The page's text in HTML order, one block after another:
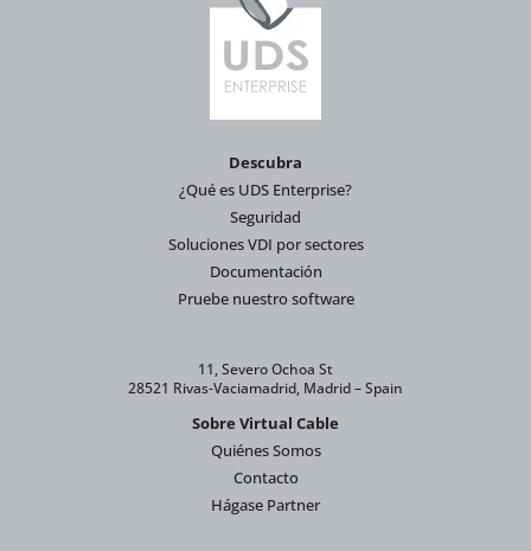
Descubra
¿Qué es UDS Enterprise?
Seguridad
Soluciones VDI por sectores
Documentación
Pruebe nuestro software
11, Severo Ochoa St
28521 Rivas-Vaciamadrid, Madrid – Spain
Sobre Virtual Cable
Quiénes Somos
Contacto
Hágase Partner